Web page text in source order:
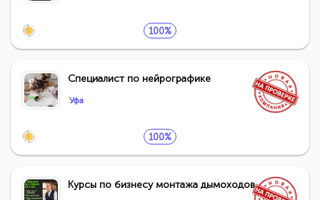
100%
Специалист по нейрографике
Уфа
100%
Курсы по бизнесу монтажа дымоходов